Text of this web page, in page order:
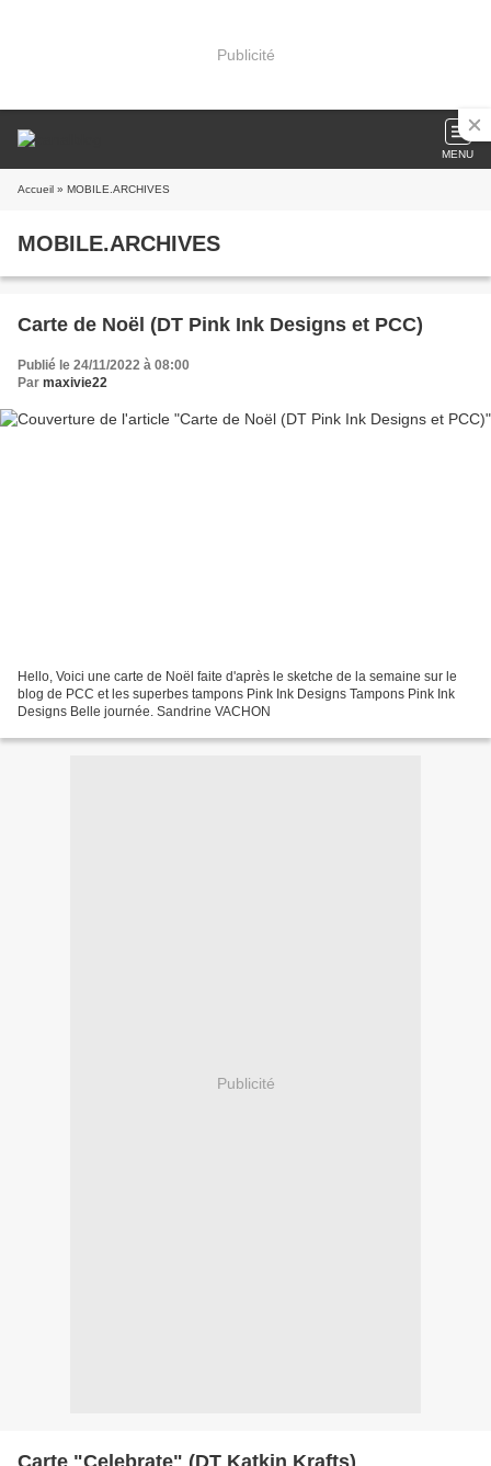
Publicité
MENU
Accueil » MOBILE.ARCHIVES
MOBILE.ARCHIVES
Carte de Noël (DT Pink Ink Designs et PCC)
Publié le 24/11/2022 à 08:00
Par maxivie22
Hello, Voici une carte de Noël faite d'après le sketche de la semaine sur le
blog de PCC et les superbes tampons Pink Ink Designs Tampons Pink Ink
Designs Belle journée. Sandrine VACHON
Publicité
Carte "Celebrate" (DT Katkin Krafts)